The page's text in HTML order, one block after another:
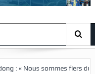
sommes fiers du parcours